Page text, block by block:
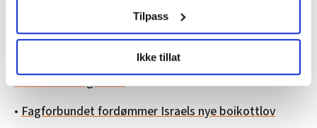
samtykke fra erklæringen om informasjonskapsler.
LO Medias publikasjoner frifagbevegelse.no, hk-nytt.no
og fontene.no bruker informasjonskapsler (cookies) for å
lære hvordan våre nettsider blir brukt slik at vi tilby
statistikk.
Tilpass
Ikke tillat
Palestinsk LO-leder: – Vi kommer ikke til å gi opp vår
kamp for rettferdighet
Israels nye boikottlov kan nekte LO-ledelsen innreise
til Palestina og Israel
• Fagforbundet fordømmer Israels nye boikottlov